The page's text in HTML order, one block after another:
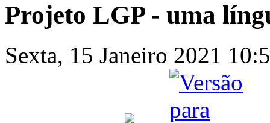
Projeto LGP - uma
Sexta, 15 Janeiro 2021